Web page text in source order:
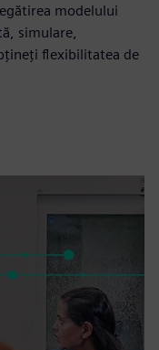
modelului
simulare,
flexibilitatea de